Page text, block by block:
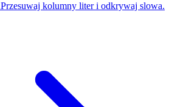
Przesuwaj kolumny liter i odkrywaj slowa.